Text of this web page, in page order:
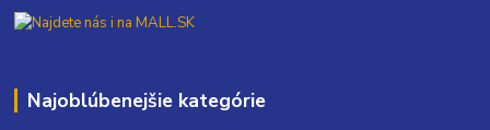
Najoblúbenejšie kategórie